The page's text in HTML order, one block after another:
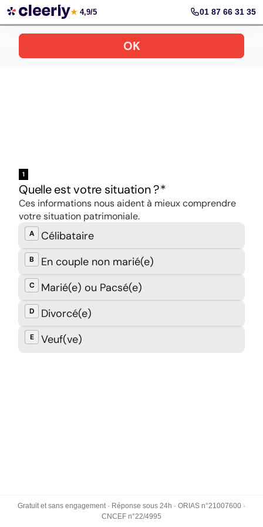
Ouvrir son PER en ligne
★ 4,9/5 01 87 66 31 35
Gratuit et sans engagement · Réponse sous 24h · ORIAS n°21007600 ·
CNCEF n°22/4995